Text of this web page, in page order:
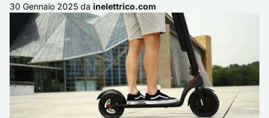
30 Gennaio 2025 da inelettrico.com